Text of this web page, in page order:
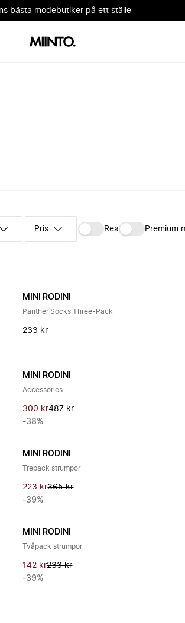
bästa modebutiker på ett ställe
Pris Rea Premium
MINI RODINI
Panther Socks Three-Pack
233 kr
MINI RODINI
Accessories
300 kr487 kr
-38%
MINI RODINI
Trepack strumpor
223 kr365 kr
-39%
MINI RODINI
Tvåpack strumpor
142 kr233 kr
-39%